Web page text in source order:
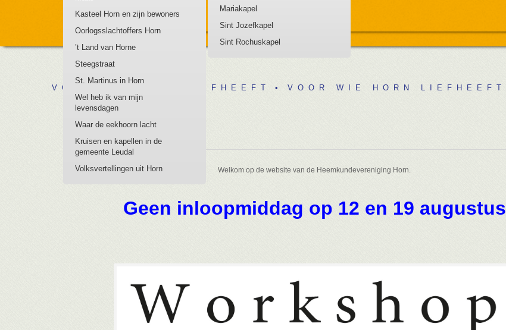
Kasteel Horn en zijn bewoners
Oorlogsslachtoffers Horn
’t Land van Horne
Steegstraat
St. Martinus in Horn
Wel heb ik van mijn
levensdagen
Waar de eekhoorn lacht
Kruisen en kapellen in de
gemeente Leudal
Volksvertellingen uit Horn
Mariakapel
Sint Jozefkapel
Sint Rochuskapel
V O O R W I E H O R N L I E F H E E F T • V O O R W I E H O R N L I E F H E E F T
WELKOM
Welkom op de website van de Heemkundevereniging Horn.
Geen inloopmiddag op 12 en 19 augustus